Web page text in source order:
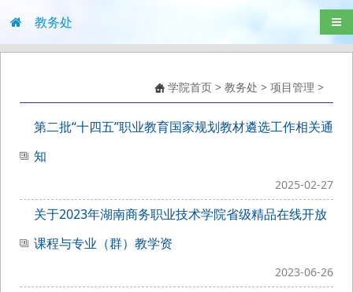
教务处 导
学院首页 > 教务处 > 项目管理 >
第二批“十四五”职业教育国家规划教材遴选工作相关通
知
2025-02-27
关于2023年湖南商务职业技术学院省级精品在线开放
课程与专业（群）教学资
2023-06-26